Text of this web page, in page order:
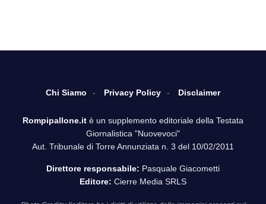
Chi Siamo Privacy Policy Disclaimer
Rompipallone.it è un supplemento editoriale della Testata
Giornalistica "Nuovevoci"
Aut. Tribunale di Torre Annunziata n. 3 del 10/02/2011
Direttore responsabile: Pasquale Giacometti
Editore: Cierre Media SRLS